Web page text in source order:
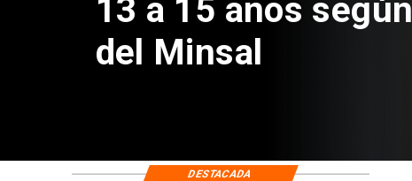
Sebastián Piñera
de $4 mil millones
DESTACADA